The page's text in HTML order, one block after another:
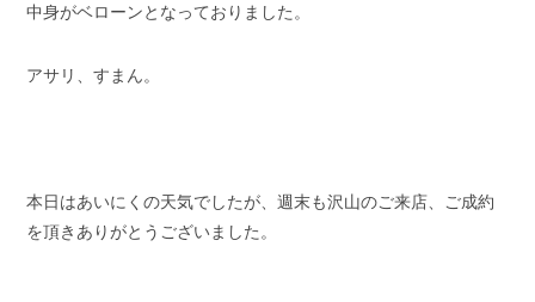
中身がベローンとなっておりました。
アサリ、すまん。
本日はあいにくの天気でしたが、週末も沢山のご来店、ご成約
を頂きありがとうございました。